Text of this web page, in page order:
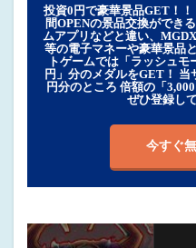
投資0円で豪華景品GET！
間OPENの景品交換ができ
ムアプリなどと違い、
等の電子マネーや豪華景品
トゲームでは「ラッシュ
円」分のメダルをGET！ 当
円分のところ 倍額の「
ぜひ登録し
今すぐ